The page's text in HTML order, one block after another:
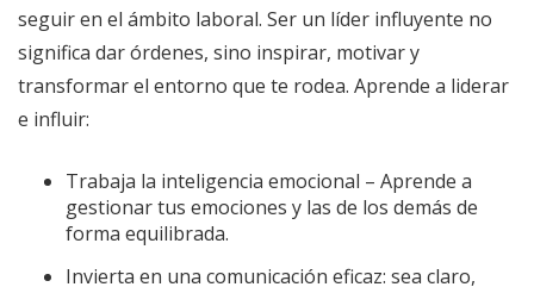
seguir en el ámbito laboral. Ser un líder influyente no
significa dar órdenes, sino inspirar, motivar y
transformar el entorno que te rodea. Aprende a liderar
e influir:
Trabaja la inteligencia emocional – Aprende a
gestionar tus emociones y las de los demás de
forma equilibrada.
Invierta en una comunicación eficaz: sea claro,